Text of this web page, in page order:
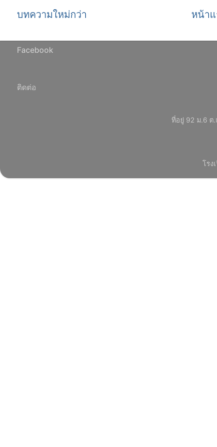
บทความใหม่กว่า หน้า
Facebook
ติดต่อ
ที่อยู่ 92 ม.6 ต.
โรง